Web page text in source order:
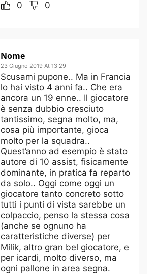
0 0
Nome
23 Giugno 2019 At 13:29
Scusami pupone.. Ma in Francia
lo hai visto 4 anni fa.. Che era
ancora un 19 enne.. Il giocatore
è senza dubbio cresciuto
tantissimo, segna molto, ma,
cosa più importante, gioca
molto per la squadra..
Quest’anno ad esempio è stato
autore di 10 assist, fisicamente
dominante, in pratica fa reparto
da solo.. Oggi come oggi un
giocatore tanto concreto sotto
tutti i punti di vista sarebbe un
colpaccio, penso la stessa cosa
(anche se ognuno ha
caratteristiche diverse) per
Milik, altro gran bel giocatore, e
per icardi, molto diverso, ma
ogni pallone in area segna.